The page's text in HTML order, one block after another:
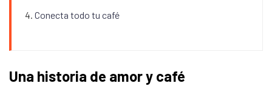
Conecta todo tu café
Una historia de amor y café